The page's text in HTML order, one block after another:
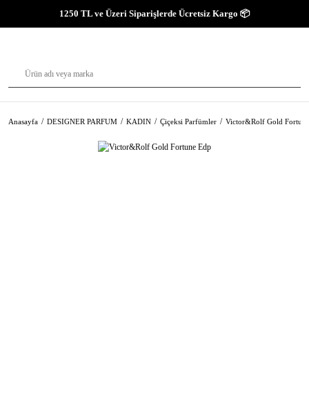
1250 TL ve Üzeri Siparişlerde Ücretsiz Kargo 📦
Anasayfa DESIGNER PARFUM KADIN Çiçeksi Parfümler Victor&Rolf Gold